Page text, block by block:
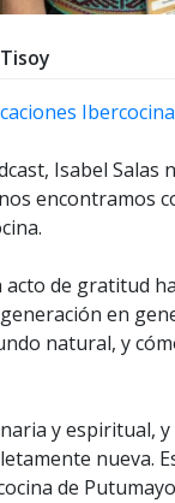
Isabel
encontramos
de gratitud
en
natural, y
y espiritual,
nueva.
de